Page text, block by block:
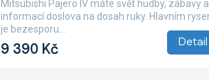
9 390 Kč Detail
Mitsubishi Pajero IV máte svět hudby, zábavy a
informací doslova na dosah ruky. Hlavním
je bezesporu...